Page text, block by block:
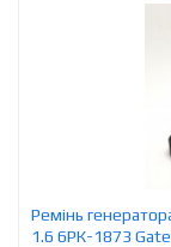
Ремінь
1.6 6РК-1873